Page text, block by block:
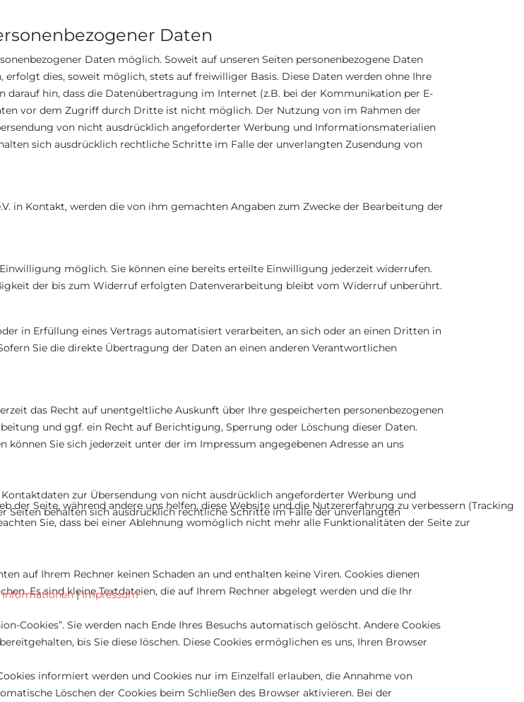
Daten
Daten möglich. Soweit auf unseren Seiten personenbezogene Daten
erfolgt dies, soweit möglich, stets auf freiwilliger Basis. Diese Daten werden ohne Ihre
hin, dass die Datenübertragung im Internet (z.B. bei der Kommunikation per E-
vor dem Zugriff durch Dritte ist nicht möglich. Der Nutzung von im Rahmen der
von nicht ausdrücklich angeforderter Werbung und Informationsmaterialien
sich ausdrücklich rechtliche Schritte im Falle der unverlangten Zusendung von
in Kontakt, werden die von ihm gemachten Angaben zum Zwecke der Bearbeitung der
möglich. Sie können eine bereits erteilte Einwilligung jederzeit widerrufen.
der bis zum Widerruf erfolgten Datenverarbeitung bleibt vom Widerruf unberührt.
in Erfüllung eines Vertrags automatisiert verarbeiten, an sich oder an einen Dritten in
Sie die direkte Übertragung der Daten an einen anderen Verantwortlichen
das Recht auf unentgeltliche Auskunft über Ihre gespeicherten personenbezogenen
und ggf. ein Recht auf Berichtigung, Sperrung oder Löschung dieser Daten.
können Sie sich jederzeit unter der im Impressum angegebenen Adresse an uns
zur Übersendung von nicht ausdrücklich angeforderter Werbung und
behalten sich ausdrücklich rechtliche Schritte im Falle der unverlangten
auf Ihrem Rechner keinen Schaden an und enthalten keine Viren. Cookies dienen
Es sind kleine Textdateien, die auf Ihrem Rechner abgelegt werden und die Ihr
Cookies”. Sie werden nach Ende Ihres Besuchs automatisch gelöscht. Andere Cookies
bis Sie diese löschen. Diese Cookies ermöglichen es uns, Ihren Browser
informiert werden und Cookies nur im Einzelfall erlauben, die Annahme von
Löschen der Cookies beim Schließen des Browser aktivieren. Bei der
Seite, während andere uns helfen, diese Website und die Nutzererfahrung zu verbessern (Tracking
Sie, dass bei einer Ablehnung womöglich nicht mehr alle Funktionalitäten der Seite zur
Informationen|Impressum